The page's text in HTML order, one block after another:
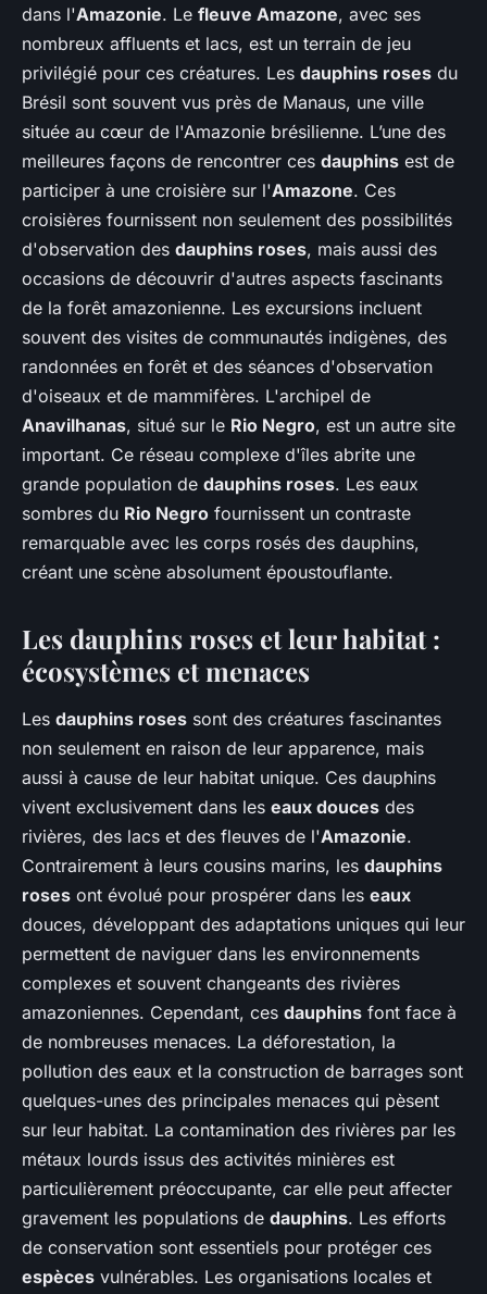
dans l'Amazonie. Le fleuve Amazone, avec ses
nombreux affluents et lacs, est un terrain de jeu
privilégié pour ces créatures. Les dauphins roses du
Brésil sont souvent vus près de Manaus, une ville
située au cœur de l'Amazonie brésilienne. L’une des
meilleures façons de rencontrer ces dauphins est de
participer à une croisière sur l'Amazone. Ces
croisières fournissent non seulement des possibilités
d'observation des dauphins roses, mais aussi des
occasions de découvrir d'autres aspects fascinants
de la forêt amazonienne. Les excursions incluent
souvent des visites de communautés indigènes, des
randonnées en forêt et des séances d'observation
d'oiseaux et de mammifères. L'archipel de
Anavilhanas, situé sur le Rio Negro, est un autre site
important. Ce réseau complexe d'îles abrite une
grande population de dauphins roses. Les eaux
sombres du Rio Negro fournissent un contraste
remarquable avec les corps rosés des dauphins,
créant une scène absolument époustouflante.
Les dauphins roses et leur habitat :
écosystèmes et menaces
Les dauphins roses sont des créatures fascinantes
non seulement en raison de leur apparence, mais
aussi à cause de leur habitat unique. Ces dauphins
vivent exclusivement dans les eaux douces des
rivières, des lacs et des fleuves de l'Amazonie.
Contrairement à leurs cousins marins, les dauphins
roses ont évolué pour prospérer dans les eaux
douces, développant des adaptations uniques qui leur
permettent de naviguer dans les environnements
complexes et souvent changeants des rivières
amazoniennes. Cependant, ces dauphins font face à
de nombreuses menaces. La déforestation, la
pollution des eaux et la construction de barrages sont
quelques-unes des principales menaces qui pèsent
sur leur habitat. La contamination des rivières par les
métaux lourds issus des activités minières est
particulièrement préoccupante, car elle peut affecter
gravement les populations de dauphins. Les efforts
de conservation sont essentiels pour protéger ces
espèces vulnérables. Les organisations locales et